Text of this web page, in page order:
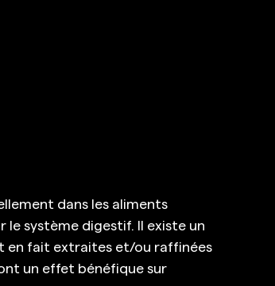
dans les aliments
système digestif. Il existe un
en fait extraites et/ou raffinées
un effet bénéfique sur